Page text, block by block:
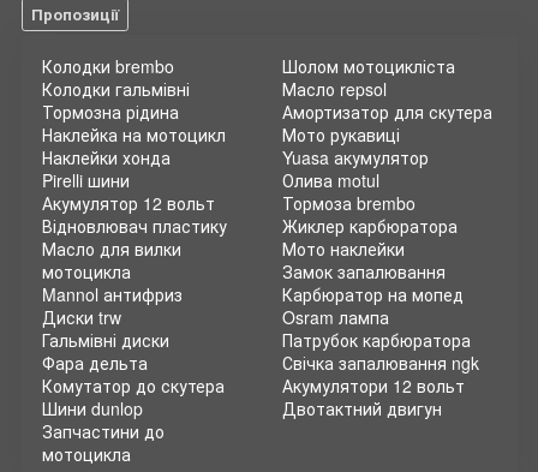
Пропозиції
Колодки brembo
Колодки гальмівні
Тормозна рідина
Наклейка на мотоцикл
Наклейки хонда
Pirelli шини
Акумулятор 12 вольт
Відновлювач пластику
Шолом мотоцикліста
Масло repsol
Амортизатор для скутера
Мото рукавиці
Yuasa акумулятор
Олива motul
Тормоза brembo
Жиклер карбюратора
Масло для вилки
мотоцикла
Mannol антифриз
Диски trw
Гальмівні диски
Фара дельта
Комутатор до скутера
Шини dunlop
Запчастини до
мотоцикла
Мото наклейки
Замок запалювання
Карбюратор на мопед
Osram лампа
Патрубок карбюратора
Свічка запалювання ngk
Акумулятори 12 вольт
Двотактний двигун